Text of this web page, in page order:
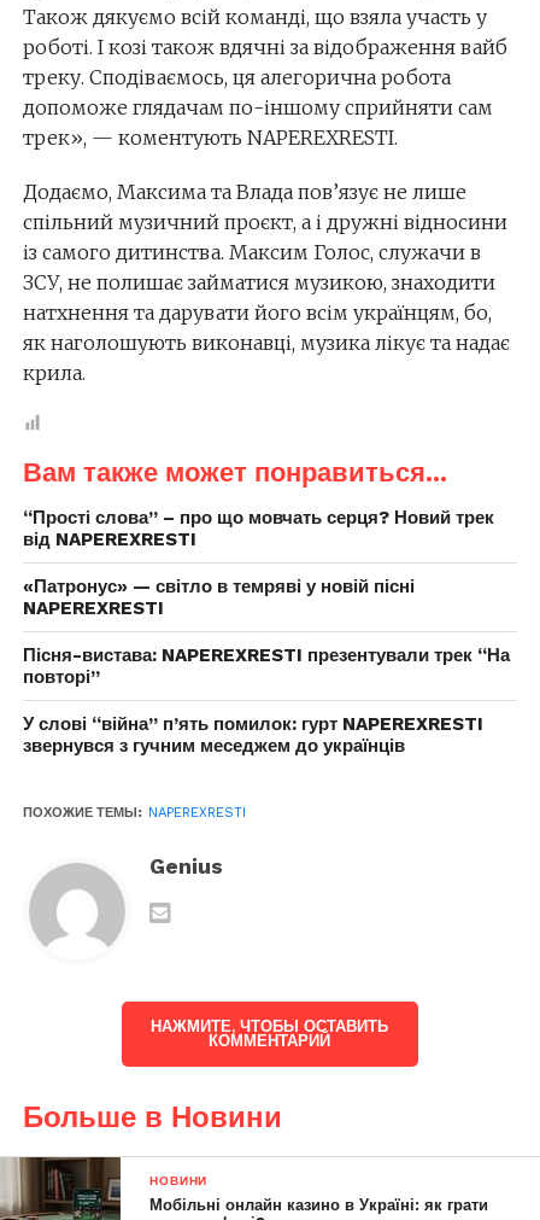
Також дякуємо всій команді, що взяла участь у
роботі. І козі також вдячні за відображення вайб
треку. Сподіваємось, ця алегорична робота
допоможе глядачам по-іншому сприйняти сам
трек», — коментують NAPEREXRESTІ.
Додаємо, Максима та Влада пов’язує не лише
спільний музичний проєкт, а і дружні відносини
із самого дитинства. Максим Голос, служачи в
ЗСУ, не полишає займатися музикою, знаходити
натхнення та дарувати його всім українцям, бо,
як наголошують виконавці, музика лікує та надає
крила.
Вам также может понравиться...
“Прості слова” – про що мовчать серця? Новий трек
від NAPEREXRESTI
«Патронус» — світло в темряві у новій пісні
NAPEREXRESTI
Пісня-вистава: NAPEREXRESTI презентували трек “На
повторі”
У слові “війна” п’ять помилок: гурт NAPEREXRESTI
звернувся з гучним меседжем до українців
ПОХОЖИЕ ТЕМЫ: NAPEREXRESTI
Genius
НАЖМИТЕ, ЧТОБЫ ОСТАВИТЬ
КОММЕНТАРИЙ
Больше в Новини
НОВИНИ
Мобільні онлайн казино в Україні: як грати